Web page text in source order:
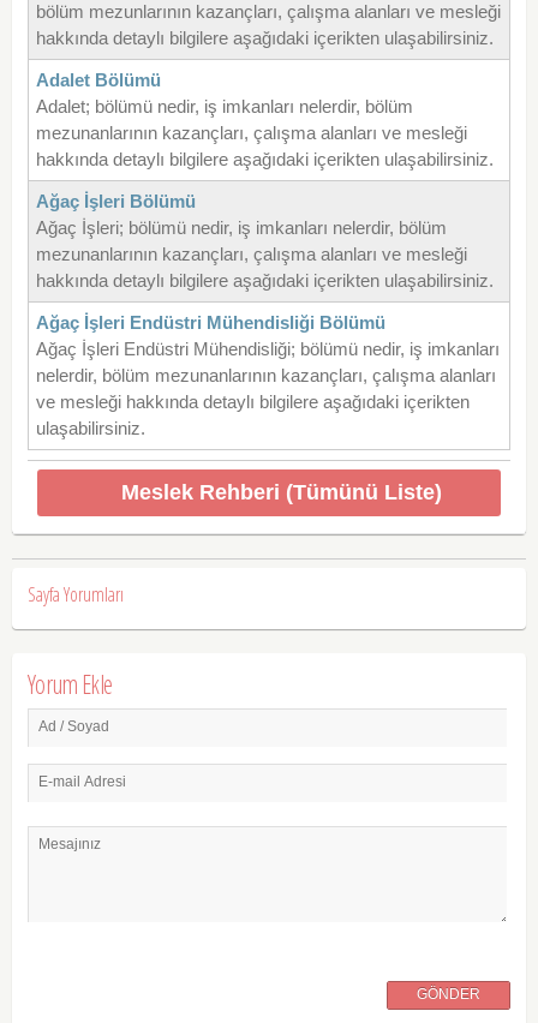
bölüm mezunlarının kazançları, çalışma alanları ve mesleği
hakkında detaylı bilgilere aşağıdaki içerikten ulaşabilirsiniz.
Adalet Bölümü
Adalet; bölümü nedir, iş imkanları nelerdir, bölüm
mezunanlarının kazançları, çalışma alanları ve mesleği
hakkında detaylı bilgilere aşağıdaki içerikten ulaşabilirsiniz.
Ağaç İşleri Bölümü
Ağaç İşleri; bölümü nedir, iş imkanları nelerdir, bölüm
mezunanlarının kazançları, çalışma alanları ve mesleği
hakkında detaylı bilgilere aşağıdaki içerikten ulaşabilirsiniz.
Ağaç İşleri Endüstri Mühendisliği Bölümü
Ağaç İşleri Endüstri Mühendisliği; bölümü nedir, iş imkanları
nelerdir, bölüm mezunanlarının kazançları, çalışma alanları
ve mesleği hakkında detaylı bilgilere aşağıdaki içerikten
ulaşabilirsiniz.
Meslek Rehberi (Tümünü Liste)
Sayfa Yorumları
Yorum Ekle
Ad / Soyad
E-mail Adresi
Mesajınız
GÖNDER